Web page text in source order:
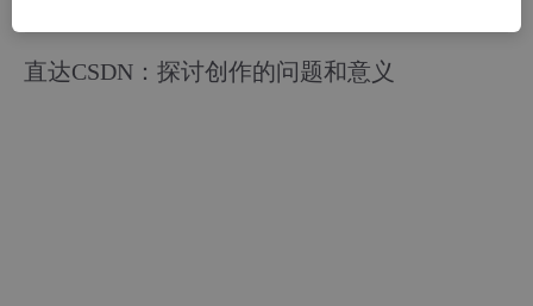
直达CSDN：探讨创作的问题和意义